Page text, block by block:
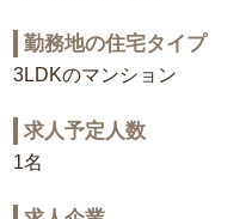
勤務地の住宅タイプ
3LDKのマンション
求人予定人数
1名